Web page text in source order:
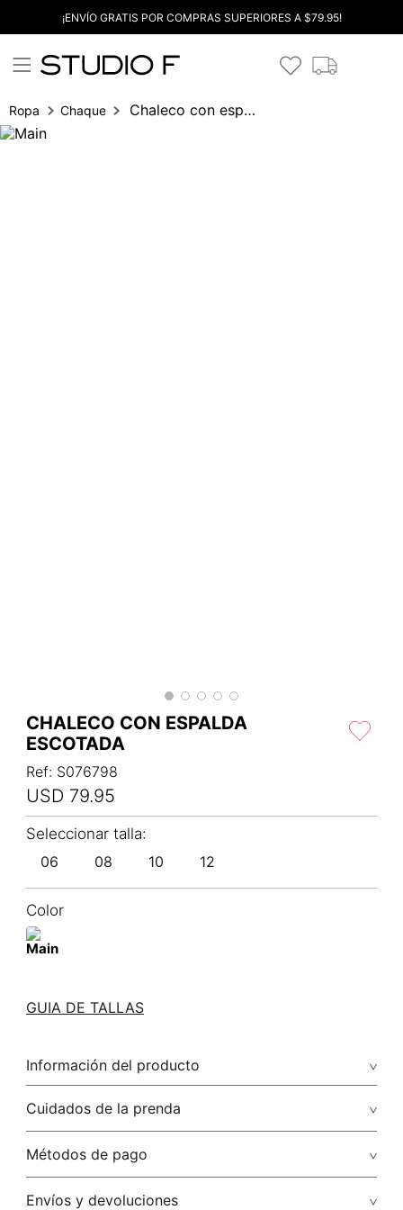
¡ENVÍO GRATIS POR COMPRAS SUPERIORES A $79.95!
Ropa Chaquetas y Abrigos Chaleco con espalda escotada
CHALECO CON ESPALDA
ESCOTADA
Ref: S076798
USD 79.95
06 08 10 12
Color
GUIA DE TALLAS
Información del producto
100.00% lino/linen
Cuidados de la prenda
Lavado profesional en húmedo (w) planchar con vapor
No lavar
Métodos de pago
Tarjetas de crédito: Visa, Dinners, Master Card y American
Envíos y devoluciones